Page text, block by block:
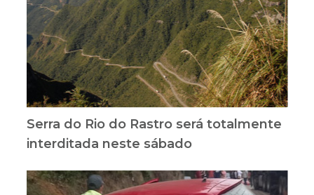
Serra do Rio do Rastro será totalmente
interditada neste sábado